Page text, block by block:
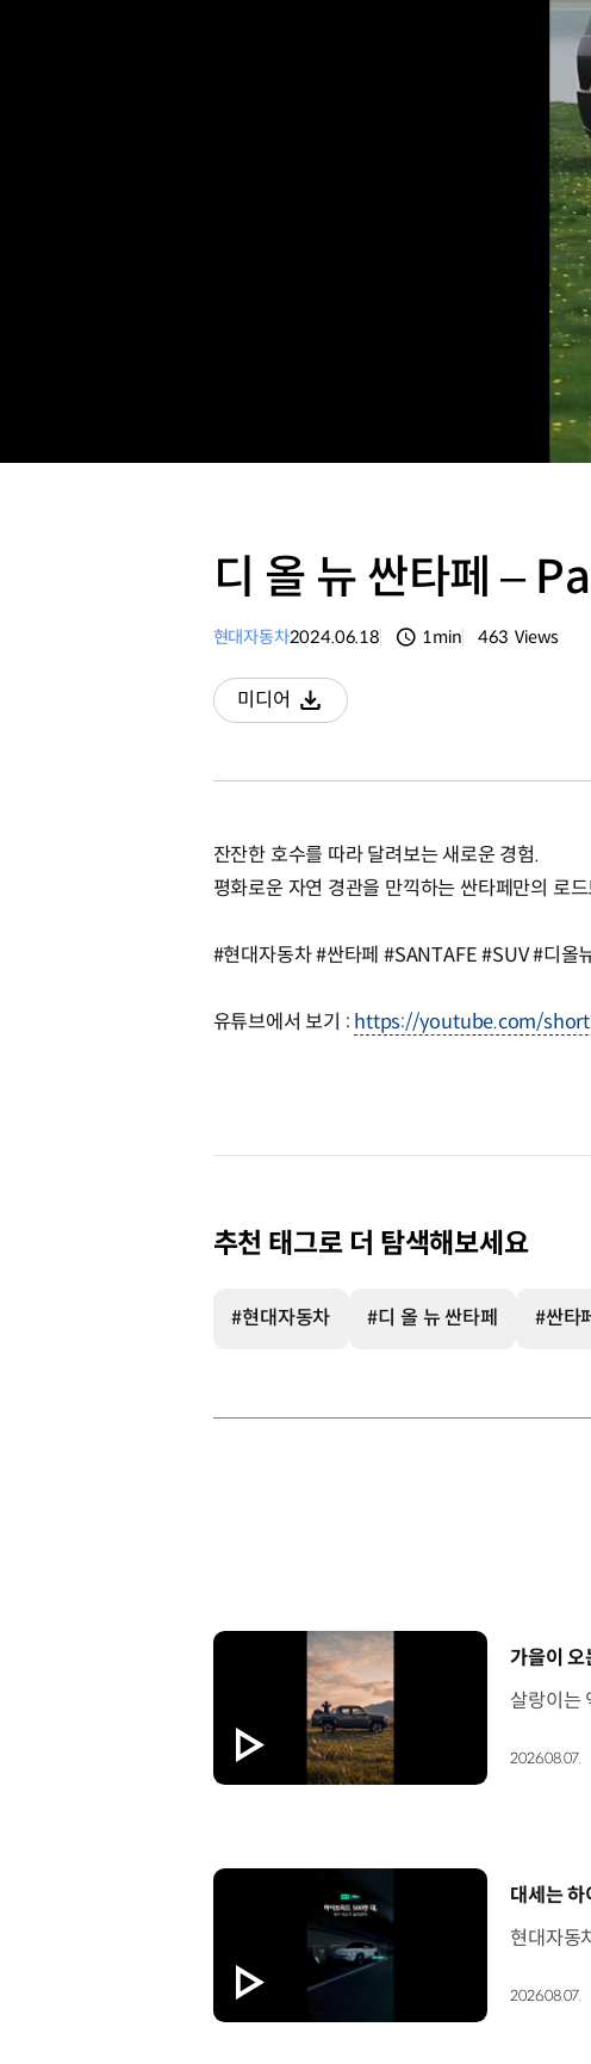
디 올 뉴 싼타페 –
현대자동차2024.06.18 1min 463 Views
미디어
다운로드
잔잔한 호수를 따라 달려보는 새로운 경험.
평화로운 자연 경관을 만끽하는 싼타페만의 로
#현대자동차 #싼타페 #SANTAFE #SUV #디
유튜브에서 보기 : https://youtube.com/
추천 태그로 더 탐색해보세요
#현대자동차 #디 올 뉴 싼타페 #싼타페
[동영상]
가을이 오
2026.08.07.
[동영상]
대세는
2026.08.07.